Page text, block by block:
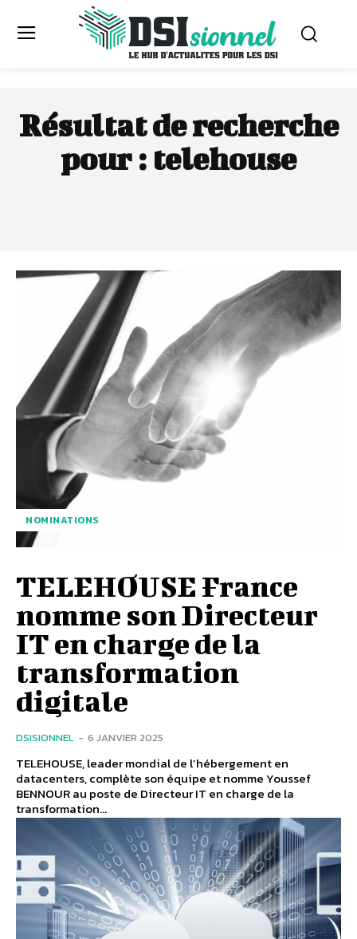
Résultat de recherche
pour : telehouse
NOMINATIONS
TELEHOUSE France
nomme son Directeur
IT en charge de la
transformation
digitale
DSISIONNEL - 6 JANVIER 2025
TELEHOUSE, leader mondial de l’hébergement en
datacenters, complète son équipe et nomme Youssef
BENNOUR au poste de Directeur IT en charge de la
transformation...